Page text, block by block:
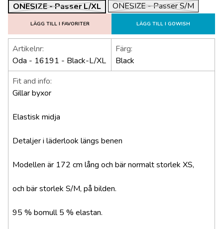
ONESIZE - Passer L/XL
ONESIZE - Passer S/M
LÄGG TILL I FAVORITER LÄGG TILL I GOWISH
Artikelnr:
Oda - 16191 - Black-L/XL
Färg:
Black
Fit and info:
Gillar byxor
Elastisk midja
Detaljer i läderlook längs benen
Modellen är 172 cm lång och bär normalt storlek XS,
och bär storlek S/M, på bilden.
95 % bomull 5 % elastan.